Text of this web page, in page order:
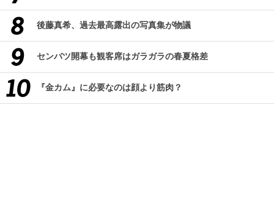
後藤真希、過去最高露出の写真集が物議
センバツ開幕も観客席はガラガラの春夏格差
『金カム』に必要なのは顔より筋肉？